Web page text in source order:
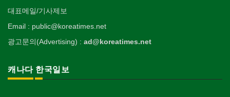
대표메일/기사제보
Email : public@koreatimes.net
광고문의(Advertising) : ad@koreatimes.net
캐나다 한국일보